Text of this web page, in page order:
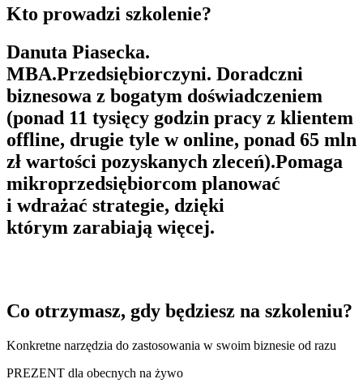
Kto prowadzi szkolenie?
Danuta Piasecka.
MBA.Przedsiębiorczyni. Doradczni
biznesowa z bogatym doświadczeniem
(ponad 11 tysięcy godzin pracy z klientem
offline, drugie tyle w online, ponad 65 mln
zł wartości pozyskanych zleceń).Pomaga
mikroprzedsiębiorcom planować
i wdrażać strategie, dzięki
którym zarabiają więcej.
Co otrzymasz, gdy będziesz na szkoleniu?
Konkretne narzędzia do zastosowania w swoim biznesie od razu
PREZENT dla obecnych na żywo